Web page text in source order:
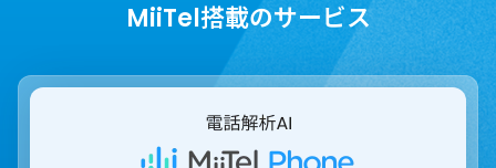
MiiTel搭載のサービス